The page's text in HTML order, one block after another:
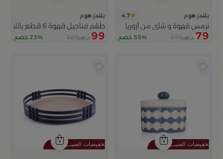
بلندز هوم 4.7
ترمس قهوة و شاي من أزوريا
79 درهم179 55% خصم
بلندز هوم
طقم فناجيل قهوة 6 قطع باللون البيج و الأزرق من أزوريا
99 درهم129 23% خصم